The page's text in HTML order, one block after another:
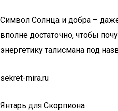
Символ Солнца и добра –
вполне достаточно, чтобы
энергетику талисмана под
sekret-mira.ru
Янтарь для Скорпиона